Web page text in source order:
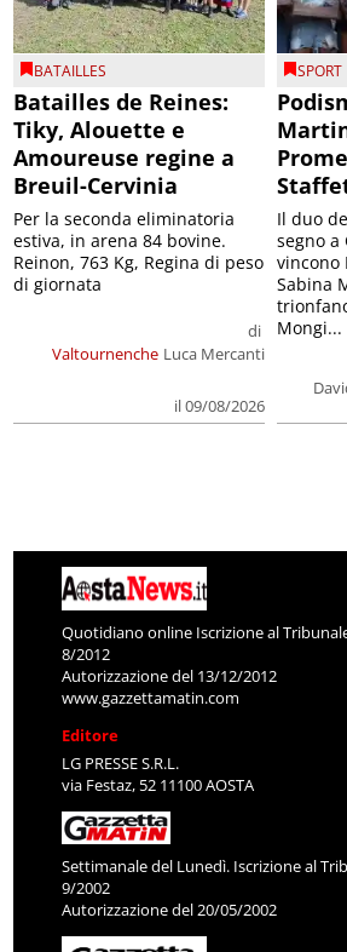
BATAILLES
Batailles de Reines:
Tiky, Alouette e
Amoureuse regine a
Breuil-Cervinia
Valtournenche
di
Luca Mercanti
il 09/08/2026
Per la seconda eliminatoria
estiva, in arena 84 bovine.
Reinon, 763 Kg, Regina di peso
di giornata
SPORT
Il duo
segno a
vincono
Sabina
Mongi...
Quotidiano online Iscrizione al
8/2012
Autorizzazione del 13/12/2012
www.gazzettamatin.com
Editore
LG PRESSE S.R.L.
via Festaz, 52 11100 AOSTA
Settimanale del Lunedì. Iscrizione al
9/2002
Autorizzazione del 20/05/2002